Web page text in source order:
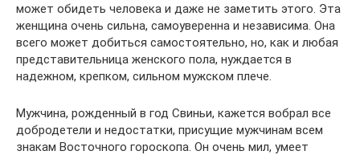
может обидеть человека и даже не заметить этого. Эта
женщина очень сильна, самоуверенна и независима. Она
всего может добиться самостоятельно, но, как и любая
представительница женского пола, нуждается в
надежном, крепком, сильном мужском плече.
Мужчина, рожденный в год Свиньи, кажется вобрал все
добродетели и недостатки, присущие мужчинам всем
знакам Восточного гороскопа. Он очень мил, умеет